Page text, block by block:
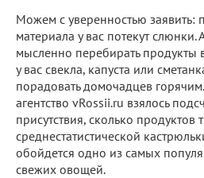
Можем с уверенностью заявить:
материала у вас потекут
мысленно перебирать продукты
у вас свекла, капуста или
порадовать домочадцев
агентство vRossii.ru взялось
присутствия, сколько продуктов
среднестатистической
обойдется одно из самых
свежих овощей.